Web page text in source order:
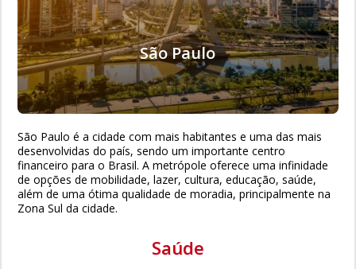
São Paulo
São Paulo é a cidade com mais habitantes e uma das mais
desenvolvidas do país, sendo um importante centro
financeiro para o Brasil. A metrópole oferece uma infinidade
de opções de mobilidade, lazer, cultura, educação, saúde,
além de uma ótima qualidade de moradia, principalmente na
Zona Sul da cidade.
Saúde